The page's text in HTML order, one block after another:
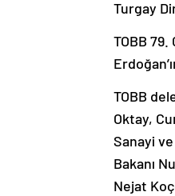
Turgay
TOBB
TOBB
Oktay,
Sanayi
Bakanı
Nejat